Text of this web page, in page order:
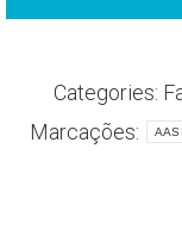
Categories:
Marcações:
AASI